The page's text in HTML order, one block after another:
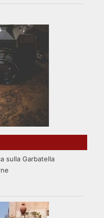
sulla Garbatella